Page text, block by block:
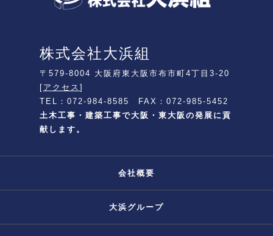
株式会社大浜組
〒579-8004 大阪府東大阪市布市町4丁目3-20
[ アクセス ]
TEL：072-984-8585 FAX：072-985-5452
土木工事・建築工事で大阪・東大阪の発展に貢
献します。
会社概要
大浜グループ